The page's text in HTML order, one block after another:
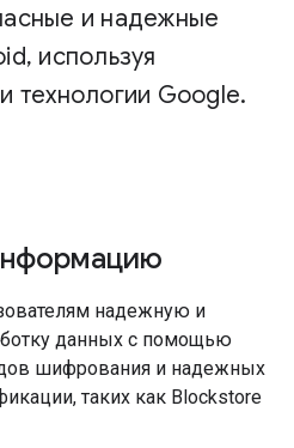
и надежные
используя
технологии Google.
надежную и
данных с помощью
шифрования и надежных
таких как Blockstore